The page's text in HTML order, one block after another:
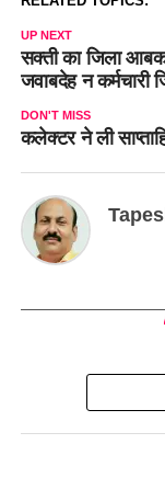
UP NEXT
सक्ती का जिला
जवाबदेह न कर्मचारी
DON'T MISS
कलेक्टर ने ली